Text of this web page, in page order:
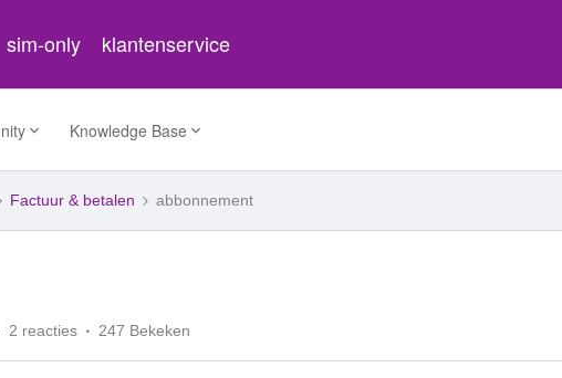
sim-only klantenservice
Knowledge Base
Factuur & betalen abbonnement
2 reacties 247 Bekeken